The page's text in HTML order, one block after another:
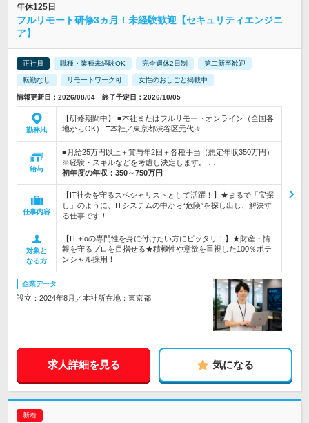
年休125日
フルリモート研修3ヵ月！未経験歓迎【セキュリティエンジニ
ア】
正社員 職種・業種未経験OK 完全週休2日制 第二新卒歓迎
転勤なし リモートワーク可 女性のおしごと掲載中
情報更新日：2026/08/04 終了予定日：2026/10/05
勤務地
【研修期間中】 ■本社またはフルリモートオンライン（全国各
地からOK） □本社／東京都渋谷区元代々…
給与
■月給25万円以上＋賞与年2回＋各種手当（想定年収350万円）
※経験・スキルなどを考慮し決定します。 …
初年度の年収： 350～750万円
仕事内容
【IT社会を守るスペシャリストとして活躍！】★まるで「宝探
し」のように、ITシステムの中から“危険”を探し出し、解決す
る仕事です！
対象と
なる方
【IT＋αの専門性を身に付けたい方にピッタリ！】★財産・情
報を守るプロを目指せる★積極性や意欲を重視した100％ポテ
ンシャル採用！
企業データ
設立：2024年8月／本社所在地：東京都
求人詳細を見る 気になる